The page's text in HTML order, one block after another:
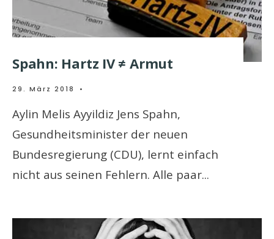
Spahn: Hartz IV ≠ Armut
29. März 2018 •
Aylin Melis Ayyildiz Jens Spahn,
Gesundheitsminister der neuen
Bundesregierung (CDU), lernt einfach
nicht aus seinen Fehlern. Alle paar...